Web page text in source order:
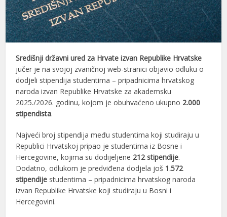
Središnji državni ured za Hrvate izvan Republike Hrvatske
jučer je na svojoj zvaničnoj web-stranici objavio odluku o
dodjeli stipendija studentima – pripadnicima hrvatskog
naroda izvan Republike Hrvatske za akademsku
2025./2026. godinu, kojom je obuhvaćeno ukupno 2.000
stipendista.
Najveći broj stipendija među studentima koji studiraju u
Republici Hrvatskoj pripao je studentima iz Bosne i
Hercegovine, kojima su dodijeljene 212 stipendije.
Dodatno, odlukom je predviđena dodjela još 1.572
stipendije studentima – pripadnicima hrvatskog naroda
izvan Republike Hrvatske koji studiraju u Bosni i
Hercegovini.